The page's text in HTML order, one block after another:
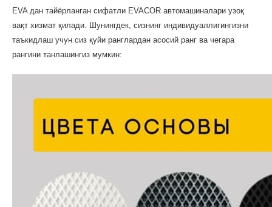
EVA дан тайёрланган сифатли EVACOR автомашиналари узоқ
вақт хизмат қилади. Шунингдек, сизнинг индивидуаллигингизни
таъкидлаш учун сиз қуйи ранглардан асосий ранг ва чегара
рангини танлашингиз мумкин: